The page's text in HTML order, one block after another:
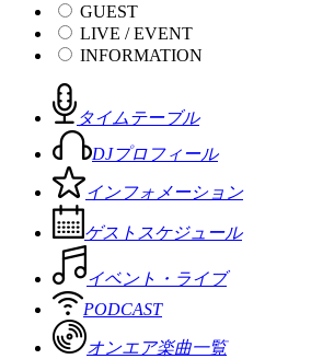
GUEST
LIVE / EVENT
INFORMATION
タイムテーブル
DJプロフィール
インフォメーション
ゲストスケジュール
イベント・ライブ
PODCAST
オンエア楽曲一覧